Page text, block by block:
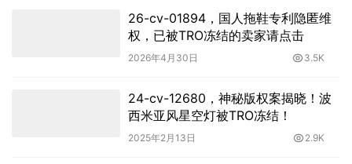
26-cv-01894，国人拖鞋专利隐匿维
权，已被TRO冻结的卖家请点击
2026年4月30日 3.5K
24-cv-12680，神秘版权案揭晓！波
西米亚风星空灯被TRO冻结！
2025年2月13日 2.9K